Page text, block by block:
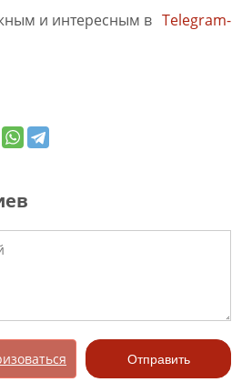
и интересным в Telegram-
Отправить